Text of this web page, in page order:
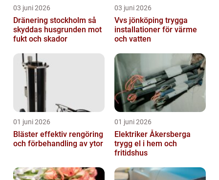
03 juni 2026
Dränering stockholm så
skyddas husgrunden mot
fukt och skador
03 juni 2026
Vvs jönköping trygga
installationer för värme
och vatten
01 juni 2026
Bläster effektiv rengöring
och förbehandling av ytor
01 juni 2026
Elektriker Åkersberga
trygg el i hem och
fritidshus